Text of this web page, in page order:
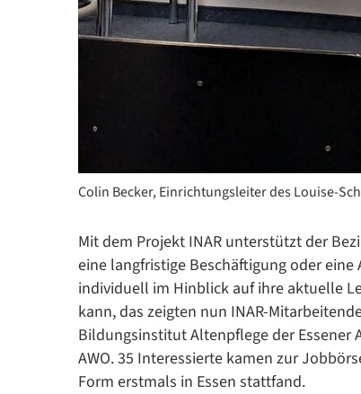
Colin Becker, Einrichtungsleiter des Louise-
Mit dem Projekt INAR unterstützt der
eine langfristige Beschäftigung oder
individuell im Hinblick auf ihre aktuelle
kann, das zeigten nun INAR-
Bildungsinstitut Altenpflege der Essener
AWO. 35 Interessierte kamen zur
Form erstmals in Essen stattfand.